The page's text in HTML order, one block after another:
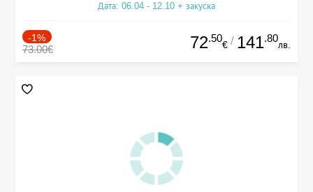
Дата: 06.04 - 12.10 + закуска
-1%
73.00€ 72.50
€ / 141.80
лв.